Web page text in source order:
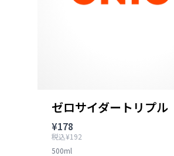
ゼロサイダートリプル
¥178
税込¥192
500ml